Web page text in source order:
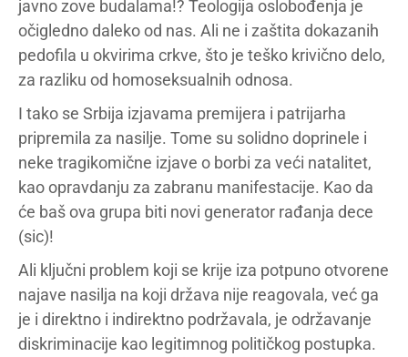
javno zove budalama!? Teologija oslobođenja je
očigledno daleko od nas. Ali ne i zaštita dokazanih
pedofila u okvirima crkve, što je teško krivično delo,
za razliku od homoseksualnih odnosa.
I tako se Srbija izjavama premijera i patrijarha
pripremila za nasilje. Tome su solidno doprinele i
neke tragikomične izjave o borbi za veći natalitet,
kao opravdanju za zabranu manifestacije. Kao da
će baš ova grupa biti novi generator rađanja dece
(sic)!
Ali ključni problem koji se krije iza potpuno otvorene
najave nasilja na koji država nije reagovala, već ga
je i direktno i indirektno podržavala, je održavanje
diskriminacije kao legitimnog političkog postupka.